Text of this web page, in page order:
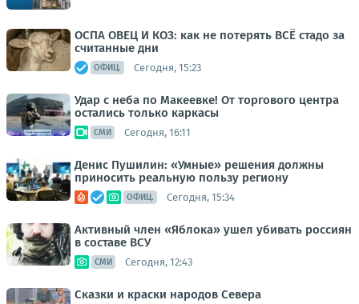
ОСПА ОВЕЦ И КОЗ: как не потерять ВСЁ стадо за
считанные дни
ОФИЦ. Сегодня, 15:23
Удар с неба по Макеевке! От торгового центра
остались только каркасы
СМИ Сегодня, 16:11
Денис Пушилин: «Умные» решения должны
приносить реальную пользу региону
ОФИЦ. Сегодня, 15:34
Активный член «Яблока» ушел убивать россиян
в составе ВСУ
СМИ Сегодня, 12:43
Сказки и краски народов Севера